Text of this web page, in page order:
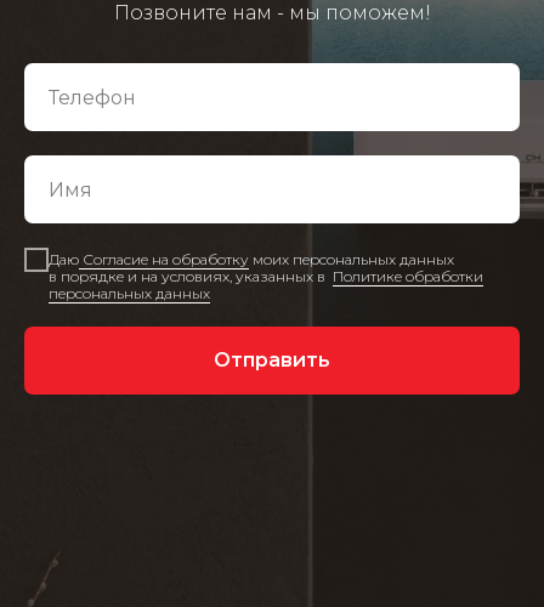
Позвоните нам - мы поможем!
Даю Согласие на обработку моих персональных данных
в порядке и на условиях, указанных в Политике обработки
персональных данных
Отправить